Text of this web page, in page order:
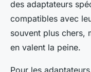
des adaptateurs
compatibles avec
souvent plus chers,
en valent la peine.
Pour les